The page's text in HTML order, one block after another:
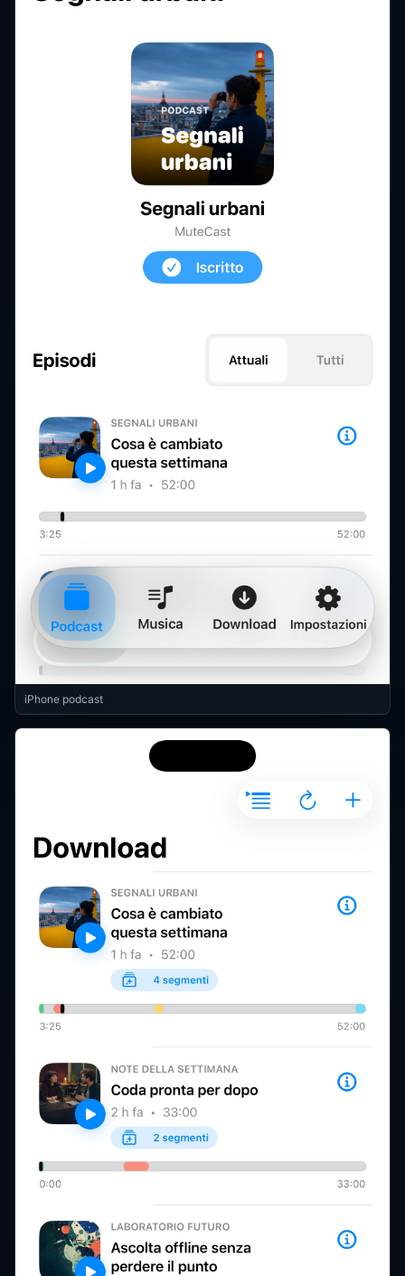
iPhone podcast